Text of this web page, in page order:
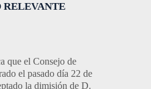
RELEVANTE
el pasado día 22 de
la dimisión de D.